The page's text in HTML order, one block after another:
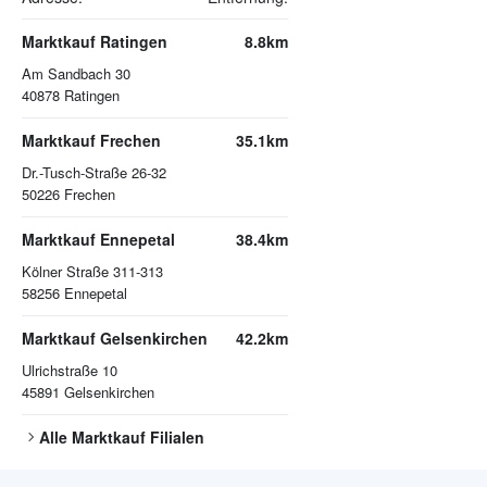
Marktkauf Ratingen
Am Sandbach 30
40878 Ratingen
8.8km
Marktkauf Frechen
Dr.-Tusch-Straße 26-32
50226 Frechen
35.1km
Marktkauf Ennepetal
Kölner Straße 311-313
58256 Ennepetal
38.4km
Marktkauf Gelsenkirchen
Ulrichstraße 10
45891 Gelsenkirchen
42.2km
Alle Marktkauf Filialen